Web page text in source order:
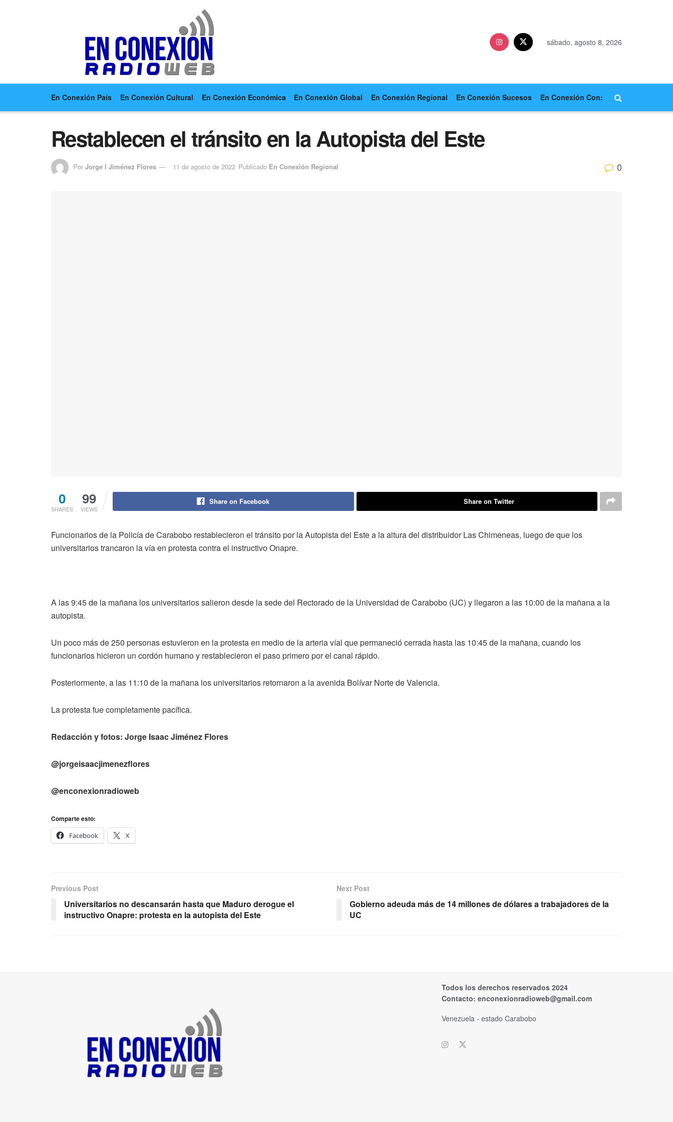
sábado, agosto 8, 2026
En Conexión País En Conexión Cultural En Conexión Económica En Conexión Global En Conexión Regional En Conexión Sucesos En Conexión Con:
Restablecen el tránsito en la Autopista del Este
Por Jorge I Jiménez Flores 11 de agosto de 2022 Publicado En Conexión Regional 0
0
SHARES
99
VIEWS
Share on Facebook Share on Twitter
Funcionarios de la Policía de Carabobo restablecieron el tránsito por la Autopista del Este a la altura del distribuidor Las Chimeneas, luego de que los
universitarios trancaron la vía en protesta contra el instructivo Onapre.
A las 9:45 de la mañana los universitarios salieron desde la sede del Rectorado de la Universidad de Carabobo (UC) y llegaron a las 10:00 de la mañana a la
autopista.
Un poco más de 250 personas estuvieron en la protesta en medio de la arteria víal que permaneció cerrada hasta las 10:45 de la mañana, cuando los
funcionarios hicieron un cordón humano y restablecieron el paso primero por el canal rápido.
Posteriormente, a las 11:10 de la mañana los universitarios retornaron a la avenida Bolívar Norte de Valencia.
La protesta fue completamente pacífica.
Redacción y fotos: Jorge Isaac Jiménez Flores
@jorgeisaacjimenezflores
@enconexionradioweb
Comparte esto:
Facebook
X
Previous Post
Universitarios no descansarán hasta que Maduro derogue el
instructivo Onapre: protesta en la autopista del Este
Next Post
Gobierno adeuda más de 14 millones de dólares a trabajadores de la
UC
Todos los derechos reservados 2024
Contacto: enconexionradioweb@gmail.com
Venezuela - estado Carabobo